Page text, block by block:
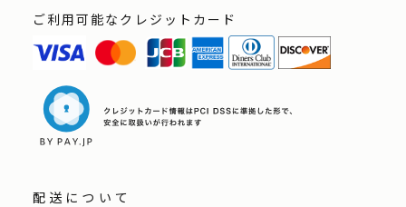
ご利用可能なクレジットカード
配送について